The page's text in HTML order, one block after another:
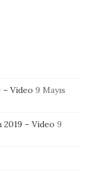
– Video 9 Mayıs
– Video 9